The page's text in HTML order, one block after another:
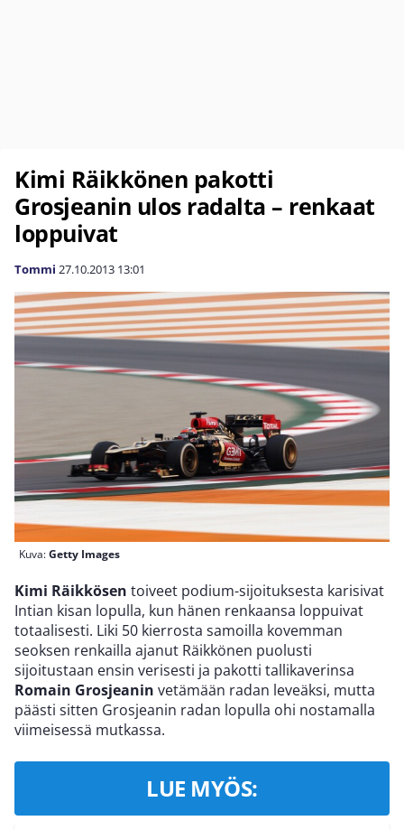
Kimi Räikkönen pakotti
Grosjeanin ulos radalta – renkaat
loppuivat
Tommi 27.10.2013 13:01
Kuva:Getty Images
Kimi Räikkösen toiveet podium-sijoituksesta karisivat
Intian kisan lopulla, kun hänen renkaansa loppuivat
totaalisesti. Liki 50 kierrosta samoilla kovemman
seoksen renkailla ajanut Räikkönen puolusti
sijoitustaan ensin verisesti ja pakotti tallikaverinsa
Romain Grosjeanin vetämään radan leveäksi, mutta
päästi sitten Grosjeanin radan lopulla ohi nostamalla
viimeisessä mutkassa.
LUE MYÖS: